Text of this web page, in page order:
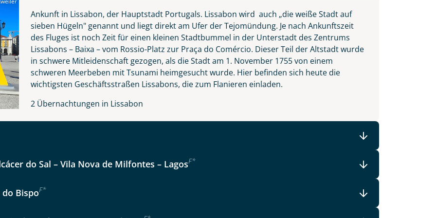
WhatsApp
wählen
Ankunft in Lissabon, der Hauptstadt Portugals. Lissabon wird auch „die weiße Stadt auf
sieben Hügeln" genannt und liegt direkt am Ufer der Tejomündung. Je nach Ankunftszeit
des Fluges ist noch Zeit für einen kleinen Stadtbummel in der Unterstadt des Zentrums
Lissabons – Baixa – vom Rossio-Platz zur Praça do Comércio. Dieser Teil der Altstadt wurde
in schwere Mitleidenschaft gezogen, als die Stadt am 1. November 1755 von einem
schweren Meerbeben mit Tsunami heimgesucht wurde. Hier befinden sich heute die
wichtigsten Geschäftsstraßen Lissabons, die zum Flanieren einladen.
2 Übernachtungen in Lissabon
do Sal – Vila Nova de Milfontes – LagosF*
do BispoF*
Telefon